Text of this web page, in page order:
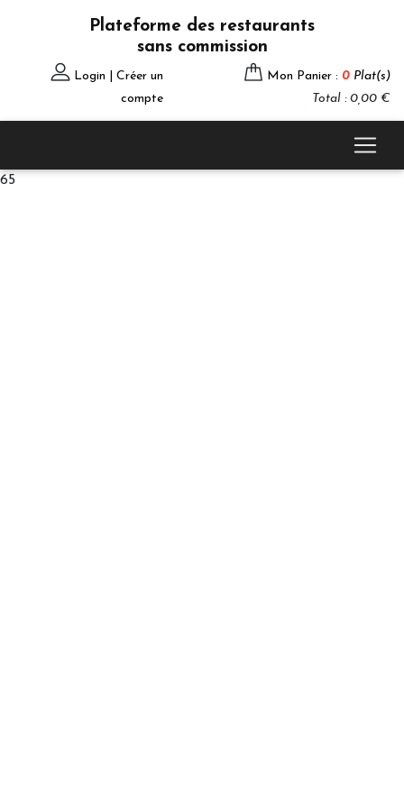
Plateforme des restaurants
sans commission
Login | Créer un
compte
Mon Panier : 0 Plat(s)
Total : 0,00 €
65